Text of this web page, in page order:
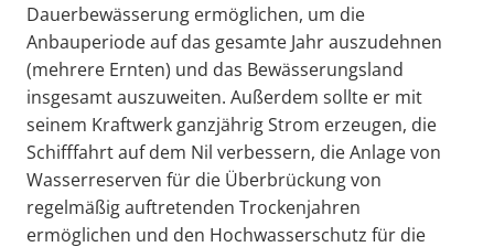
Dauerbewässerung ermöglichen, um die
Anbauperiode auf das gesamte Jahr auszudehnen
(mehrere Ernten) und das Bewässerungsland
insgesamt auszuweiten. Außerdem sollte er mit
seinem Kraftwerk ganzjährig Strom erzeugen, die
Schifffahrt auf dem Nil verbessern, die Anlage von
Wasserreserven für die Überbrückung von
regelmäßig auftretenden Trockenjahren
ermöglichen und den Hochwasserschutz für die